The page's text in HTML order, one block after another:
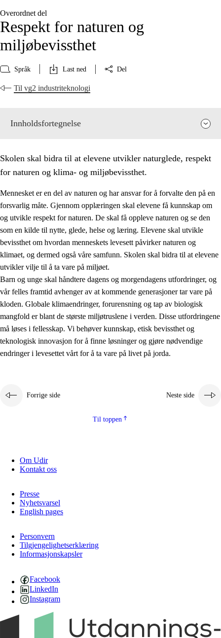
Overordnet del
Respekt for naturen og
miljøbevissthet
Språk Last ned Del
Til vg2 industriteknologi
Innholdsfortegnelse
1. Opplæringens verdigrunnlag
1.1 Menneskeverdet
1.2 Identitet og kulturelt mangfold
1.3 Kritisk tenkning og etisk bevissthet
1.4 Skaperglede, engasjement og utforskertrang
1.5 Respekt for naturen og miljøbevissthet
Skolen skal bidra til at elevene utvikler naturglede, respekt
for naturen og klima- og miljøbevissthet.
Mennesket er en del av naturen og har ansvar for å forvalte den på en
forsvarlig måte. Gjennom opplæringen skal elevene få kunnskap om
og utvikle respekt for naturen. De skal få oppleve naturen og se den
som en kilde til nytte, glede, helse og læring. Elevene skal utvikle
bevissthet om hvordan menneskets levesett påvirker naturen og
klimaet, og dermed også våre samfunn. Skolen skal bidra til at elevene
utvikler vilje til å ta vare på miljøet.
Barn og unge skal håndtere dagens og morgendagens utfordringer, og
vår felles framtid avhenger av at kommende generasjoner tar vare på
kloden. Globale klimaendringer, forurensning og tap av biologisk
mangfold er blant de største miljøtruslene i verden. Disse utfordringene
må løses i fellesskap. Vi behøver kunnskap, etisk bevissthet og
teknologisk innovasjon for å finne løsninger og gjøre nødvendige
endringer i levesettet vårt for å ta vare på livet på jorda.
Forrige side Neste side
Til toppen
Om Udir
Kontakt oss
Presse
Nyhetsvarsel
English pages
Personvern
Tilgjengelighetserklæring
Informasjonskapsler
Facebook
LinkedIn
Instagram